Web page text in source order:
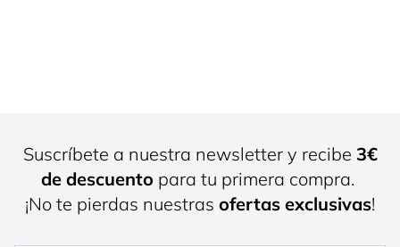
Suscríbete a nuestra newsletter y recibe 3€
de descuento para tu primera compra.
¡No te pierdas nuestras ofertas exclusivas!